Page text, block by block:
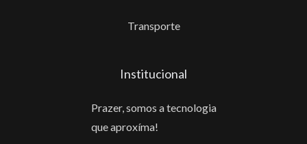
Transporte
Institucional
Prazer, somos a tecnologia
que aproxíma!